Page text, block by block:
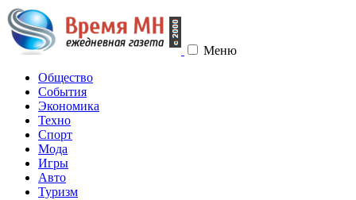
Меню
Общество
События
Экономика
Техно
Спорт
Мода
Игры
Авто
Туризм